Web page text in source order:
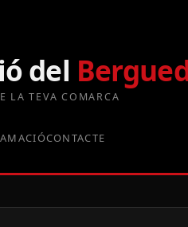
del
LA TEVA COMARCA
CONTACTE